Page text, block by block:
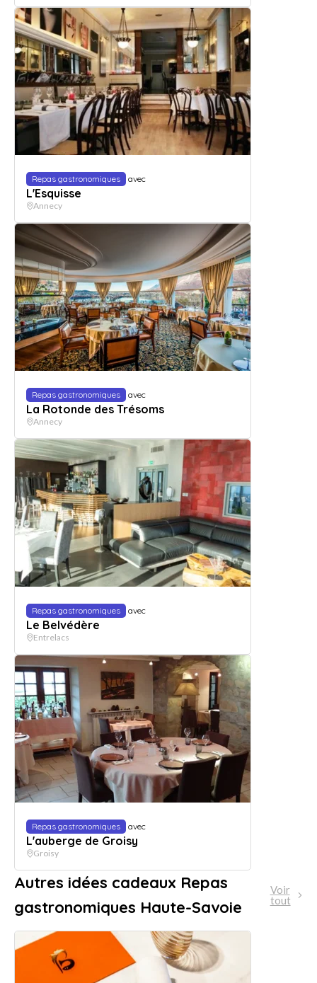
Repas gastronomiques avec
L'Esquisse
Annecy
Repas gastronomiques avec
La Rotonde des Trésoms
Annecy
Repas gastronomiques avec
Le Belvédère
Entrelacs
Repas gastronomiques avec
L'auberge de Groisy
Groisy
Autres idées cadeaux Repas
gastronomiques Haute-Savoie
Voir
tout